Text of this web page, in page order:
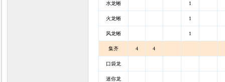
水龙蜥 1
火龙蜥 1
风龙蜥 1
集齐 4 4
口袋龙
迷你龙